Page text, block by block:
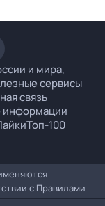
и мира,
сервисы
связь
информации
Топ-100
с Правилами